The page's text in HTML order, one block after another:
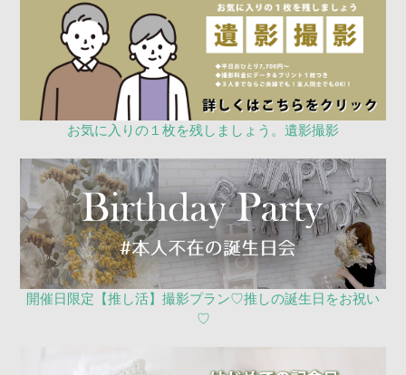
お気に入りの１枚を残しましょう。遺影撮影
開催日限定【推し活】撮影プラン♡推しの誕生日をお祝い
♡